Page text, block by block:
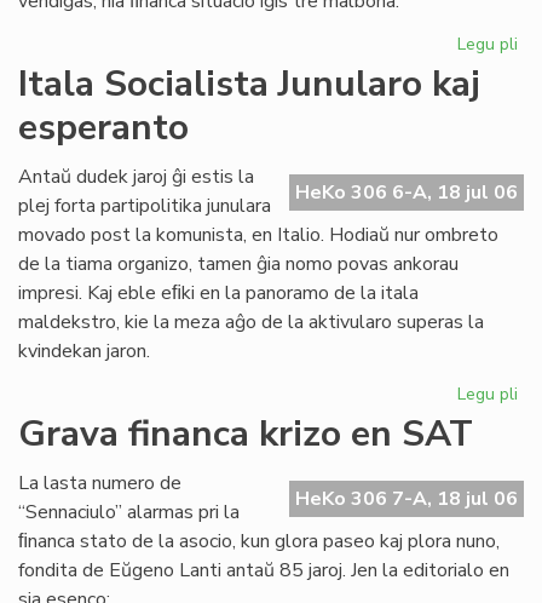
Legu pli
Itala Socialista Junularo kaj
esperanto
HeKo 306 6-A, 18 jul 06
Antaŭ dudek jaroj ĝi estis la
plej forta partipolitika junulara
movado post la komunista, en Italio. Hodiaŭ nur ombreto
de la tiama organizo, tamen ĝia nomo povas ankorau
impresi. Kaj eble eﬁki en la panoramo de la itala
maldekstro, kie la meza aĝo de la aktivularo superas la
kvindekan jaron.
Legu pli
Grava financa krizo en SAT
HeKo 306 7-A, 18 jul 06
La lasta numero de
“Sennaciulo” alarmas pri la
ﬁnanca stato de la asocio, kun glora paseo kaj plora nuno,
fondita de Eŭgeno Lanti antaŭ 85 jaroj. Jen la editorialo en